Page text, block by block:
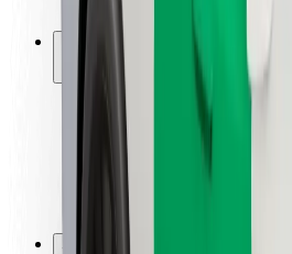
Biztonsági részleg
Lokációk
Városi megoldások
Repülőtér
Bolt töltőállomások
Súgó